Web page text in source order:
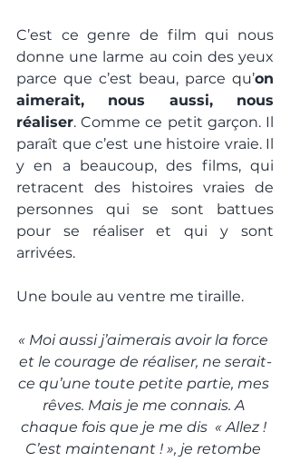
C’est ce genre de film qui nous
donne une larme au coin des yeux
parce que c’est beau, parce qu’on
aimerait, nous aussi, nous
réaliser. Comme ce petit garçon. Il
paraît que c’est une histoire vraie. Il
y en a beaucoup, des films, qui
retracent des histoires vraies de
personnes qui se sont battues
pour se réaliser et qui y sont
arrivées.
Une boule au ventre me tiraille.
« Moi aussi j’aimerais avoir la force
et le courage de réaliser, ne serait-
ce qu’une toute petite partie, mes
rêves. Mais je me connais. A
chaque fois que je me dis  « Allez !
C’est maintenant ! », je retombe